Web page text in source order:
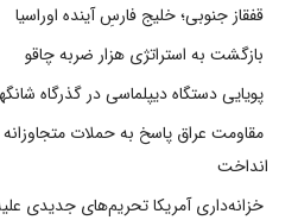
قفقاز جنوبی؛ خلیج فارسِ آینده اوراسیا
بازگشت به استراتژی هزار ضربه چاقو
پویایی دستگاه دیپلماسی در گذرگاه
مقاومت عراق پاسخ به حملات
انداخت
خزانه‌داری آمریکا تحریم‌های جدیدی